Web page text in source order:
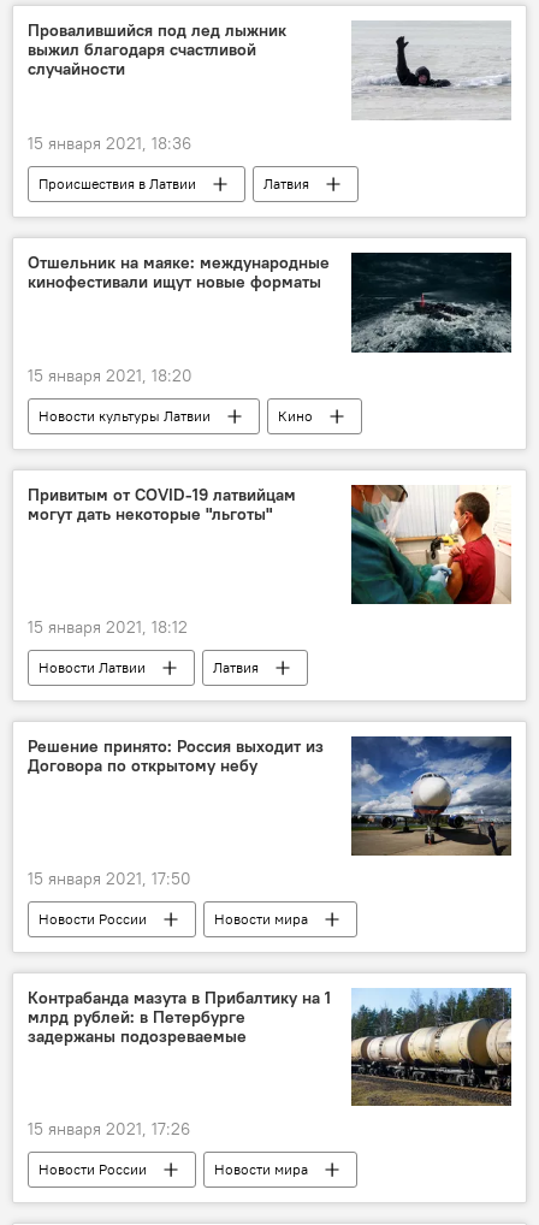
Провалившийся под лед лыжник
выжил благодаря счастливой
случайности
15 января 2021, 18:36
Происшествия в Латвии
Латвия
Лиелварде
ГПСС
Отшельник на маяке: международные
кинофестивали ищут новые форматы
15 января 2021, 18:20
Новости культуры Латвии Кино
Привитым от COVID-19 латвийцам
могут дать некоторые "льготы"
15 января 2021, 18:12
Новости Латвии
Латвия
коронавирус
Решение принято: Россия выходит из
Договора по открытому небу
15 января 2021, 17:50
Новости России
Новости мира
Россия
США
Договор по открытому небу
одностороннее расторжение договора
Контрабанда мазута в Прибалтику на 1
млрд рублей: в Петербурге
задержаны подозреваемые
15 января 2021, 17:26
Новости России
Новости мира
Россия
контрабанда